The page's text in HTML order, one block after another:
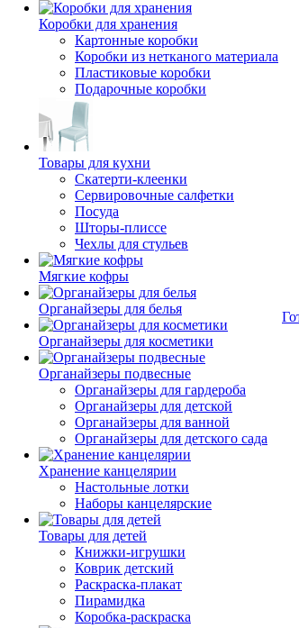
Коробки для хранения
Картонные коробки
Коробки из нетканого материала
Пластиковые коробки
Подарочные коробки
Товары для кухни
Скатерти-клеенки
Сервировочные салфетки
Посуда
Шторы-плиссе
Чехлы для стульев
Мягкие кофры
Органайзеры для белья
Органайзеры для косметики
Органайзеры подвесные
Органайзеры для гардероба
Органайзеры для детской
Органайзеры для ванной
Органайзеры для детского сада
Хранение канцелярии
Настольные лотки
Наборы канцелярские
Товары для детей
Книжки-игрушки
Коврик детский
Раскраска-плакат
Пирамидка
Коробка-раскраска